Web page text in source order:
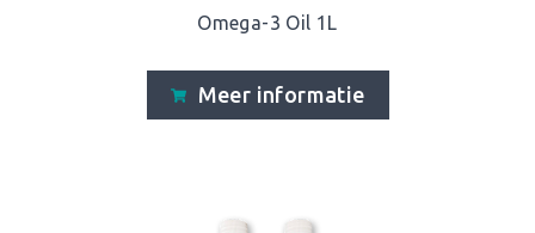
Omega-3 Oil 1L
Meer informatie